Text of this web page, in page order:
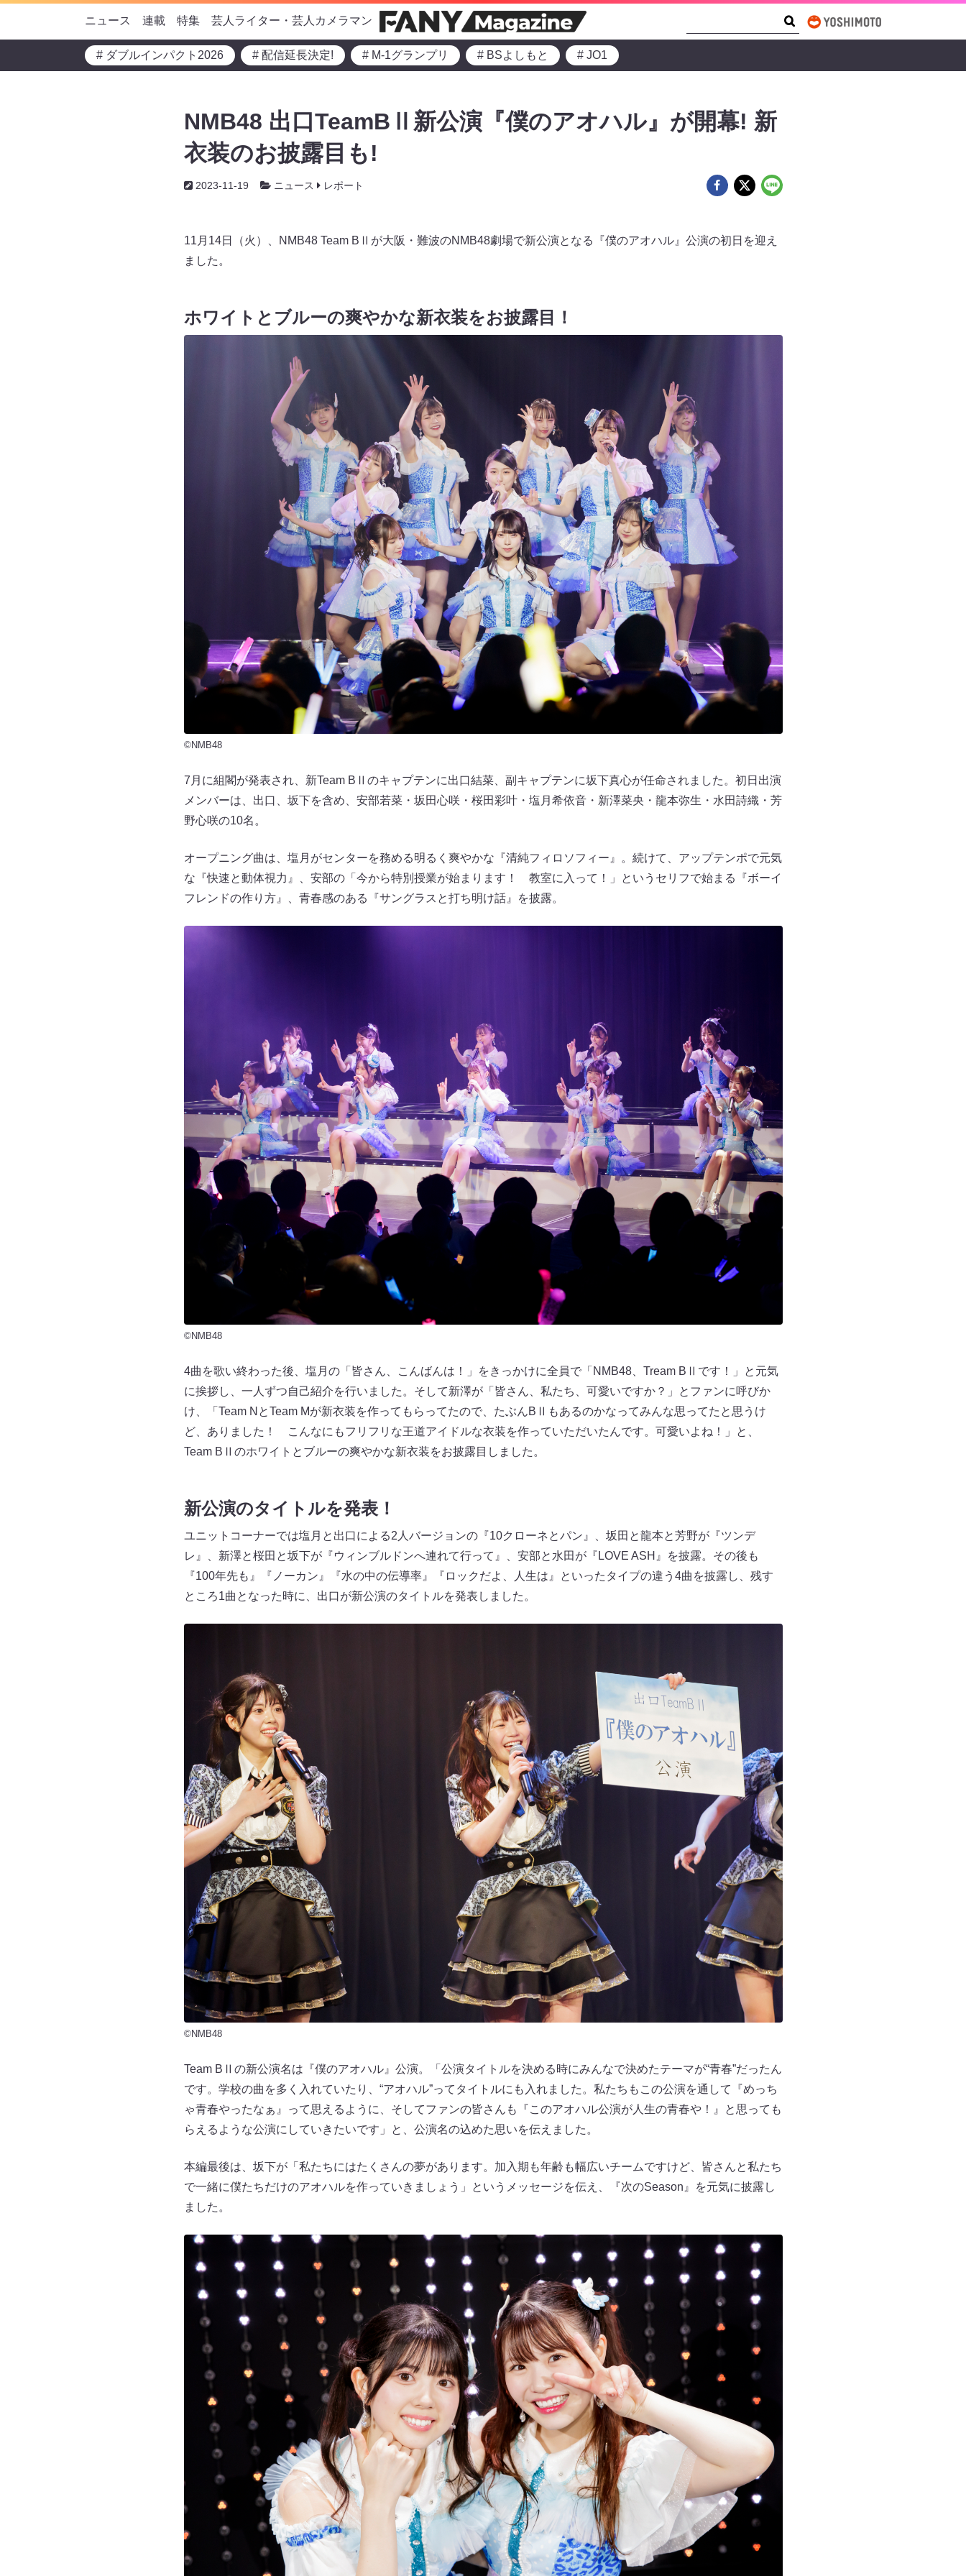
ニュース 連載 特集 芸人ライター・芸人カメラマン
# ダブルインパクト2026 # 配信延長決定! # M-1グランプリ # BSよしもと # JO1
NMB48 出口TeamBⅡ新公演『僕のアオハル』が開幕! 新
衣装のお披露目も!
2023-11-19 ニュース レポート
11月14日（火）、NMB48 Team BⅡが大阪・難波のNMB48劇場で新公演となる『僕のアオハル』公演の初日を迎え
ました。
ホワイトとブルーの爽やかな新衣装をお披露目！
©NMB48
7月に組閣が発表され、新Team BⅡのキャプテンに出口結菜、副キャプテンに坂下真心が任命されました。初日出演
メンバーは、出口、坂下を含め、安部若菜・坂田心咲・桜田彩叶・塩月希依音・新澤菜央・龍本弥生・水田詩織・芳
野心咲の10名。
オープニング曲は、塩月がセンターを務める明るく爽やかな『清純フィロソフィー』。続けて、アップテンポで元気
な『快速と動体視力』、安部の「今から特別授業が始まります！ 教室に入って！」というセリフで始まる『ボーイ
フレンドの作り方』、青春感のある『サングラスと打ち明け話』を披露。
©NMB48
4曲を歌い終わった後、塩月の「皆さん、こんばんは！」をきっかけに全員で「NMB48、Tream BⅡです！」と元気
に挨拶し、一人ずつ自己紹介を行いました。そして新澤が「皆さん、私たち、可愛いですか？」とファンに呼びか
け、「Team NとTeam Mが新衣装を作ってもらってたので、たぶんBⅡもあるのかなってみんな思ってたと思うけ
ど、ありました！ こんなにもフリフリな王道アイドルな衣装を作っていただいたんです。可愛いよね！」と、
Team BⅡのホワイトとブルーの爽やかな新衣装をお披露目しました。
新公演のタイトルを発表！
ユニットコーナーでは塩月と出口による2人バージョンの『10クローネとパン』、坂田と龍本と芳野が『ツンデ
レ』、新澤と桜田と坂下が『ウィンブルドンへ連れて行って』、安部と水田が『LOVE ASH』を披露。その後も
『100年先も』『ノーカン』『水の中の伝導率』『ロックだよ、人生は』といったタイプの違う4曲を披露し、残す
ところ1曲となった時に、出口が新公演のタイトルを発表しました。
©NMB48
Team BⅡの新公演名は『僕のアオハル』公演。「公演タイトルを決める時にみんなで決めたテーマが“青春”だったん
です。学校の曲を多く入れていたり、“アオハル”ってタイトルにも入れました。私たちもこの公演を通して『めっち
ゃ青春やったなぁ』って思えるように、そしてファンの皆さんも『このアオハル公演が人生の青春や！』と思っても
らえるような公演にしていきたいです」と、公演名の込めた思いを伝えました。
本編最後は、坂下が「私たちにはたくさんの夢があります。加入期も年齢も幅広いチームですけど、皆さんと私たち
で一緒に僕たちだけのアオハルを作っていきましょう」というメッセージを伝え、『次のSeason』を元気に披露し
ました。